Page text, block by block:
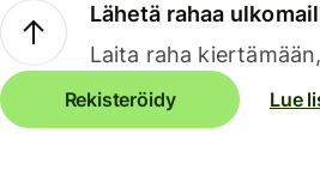
Lähetä rahaa
Laita raha
Rekisteröidy Lue